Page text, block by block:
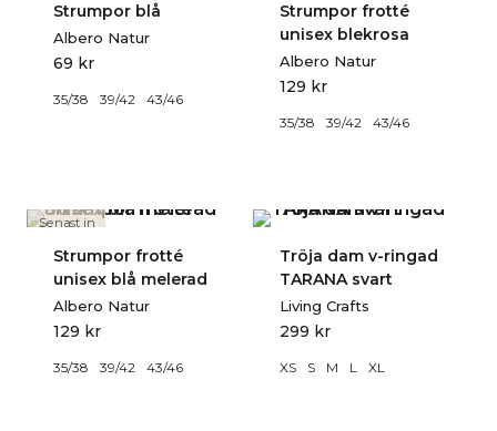
Strumpor blå
Albero Natur
69 kr
35/38 39/42 43/46
Strumpor frotté
unisex blekrosa
Albero Natur
129 kr
35/38 39/42 43/46
Senast in
Strumpor frotté
unisex blå melerad
Albero Natur
129 kr
35/38 39/42 43/46
Tröja dam v-ringad
TARANA svart
Living Crafts
299 kr
XS S M L XL